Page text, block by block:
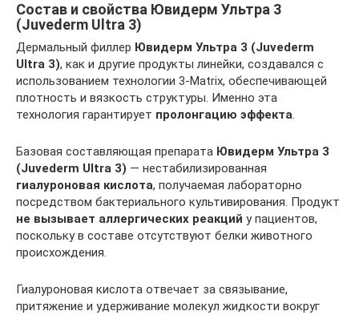
Состав и свойства Ювидерм Ультра 3
(Juvederm Ultra 3)
Дермальный филлер Ювидерм Ультра 3 (Juvederm
Ultra 3), как и другие продукты линейки, создавался с
использованием технологии 3-Matrix, обеспечивающей
плотность и вязкость структуры. Именно эта
технология гарантирует пролонгацию эффекта.
Базовая составляющая препарата Ювидерм Ультра 3
(Juvederm Ultra 3) — нестабилизированная
гиалуроновая кислота, получаемая лабораторно
посредством бактериального культивирования. Продукт
не вызывает аллергических реакций у пациентов,
поскольку в составе отсутствуют белки животного
происхождения.
Гиалуроновая кислота отвечает за связывание,
притяжение и удерживание молекул жидкости вокруг